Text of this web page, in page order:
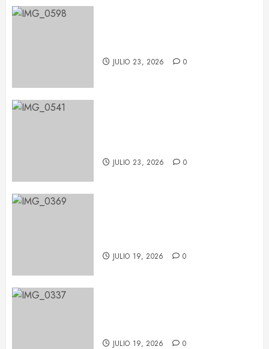
JULIO 23, 2026 0
JULIO 23, 2026 0
JULIO 19, 2026 0
JULIO 19, 2026 0